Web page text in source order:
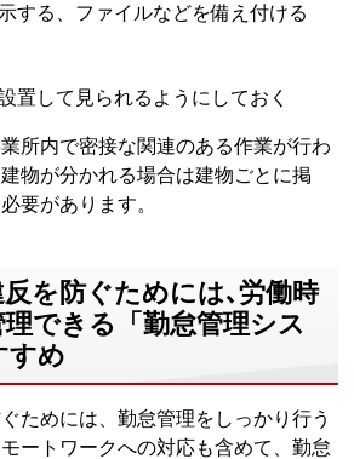
する、ファイルなどを備え付ける
置して見られるようにしておく
業所内で密接な関連のある作業が行わ
物が分かれる場合は建物ごとに掲
要があります。
を防ぐためには､労働時
できる「勤怠管理シス
すめ
ためには、勤怠管理をしっかり行う
ートワークへの対応も含めて、勤怠